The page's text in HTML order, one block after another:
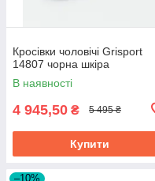
Кросівки чоловічі Grisport
14807 чорна шкіра
В наявності
4 945,50 ₴ 5 495 ₴
Купити
–10%